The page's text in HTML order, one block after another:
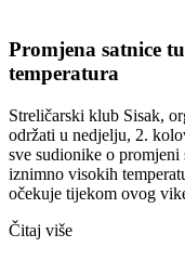
Promjena satnice
temperatura
Streličarski klub Sisak,
održati u nedjelju, 2.
sve sudionike o promjeni
iznimno visokih
očekuje tijekom ovog
Čitaj više